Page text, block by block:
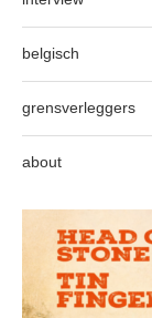
belgisch
grensverleggers
about